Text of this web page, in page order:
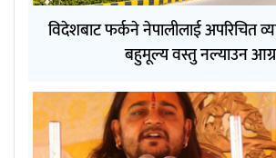
विदेशबाट फर्कने नेपालीलाई अपरिचित
बहुमूल्य वस्तु नल्याउन